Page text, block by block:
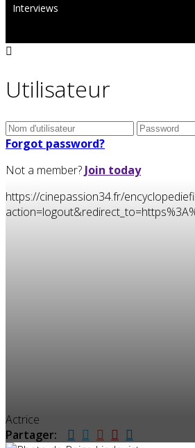
Interviews
Utilisateur
Forgot password?
Not a member? Join today
https://cinepassion34.fr/
Actrice
Partager: